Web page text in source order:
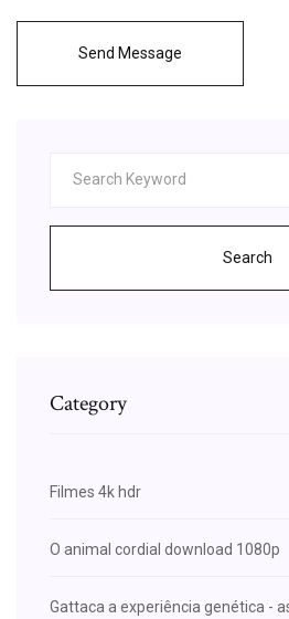
Send Message
Search
Category
Filmes 4k hdr
O animal cordial download 1080p
Gattaca a experiência genética -